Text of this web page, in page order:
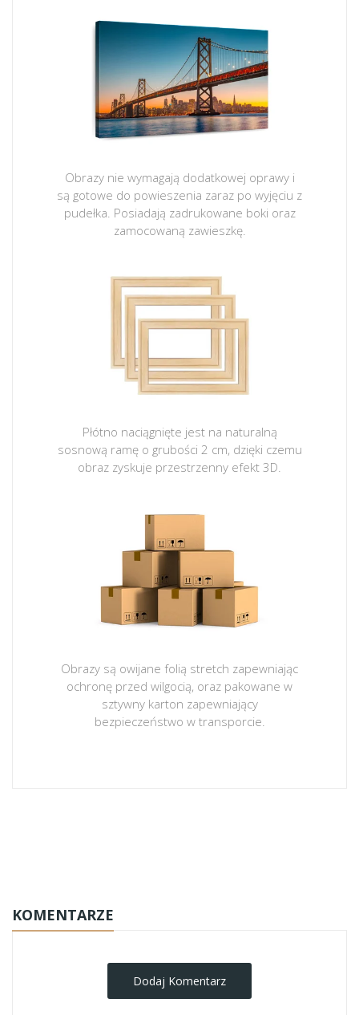
Obrazy nie wymagają dodatkowej oprawy i
są gotowe do powieszenia zaraz po wyjęciu z
pudełka. Posiadają zadrukowane boki oraz
zamocowaną zawieszkę.
Płótno naciągnięte jest na naturalną
sosnową ramę o grubości 2 cm, dzięki czemu
obraz zyskuje przestrzenny efekt 3D.
Obrazy są owijane folią stretch zapewniając
ochronę przed wilgocią, oraz pakowane w
sztywny karton zapewniający
bezpieczeństwo w transporcie.
KOMENTARZE
Dodaj Komentarz